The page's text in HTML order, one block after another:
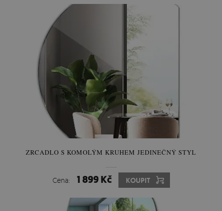
ZRCADLO S KOMOLÝM KRUHEM JEDINEČNÝ STYL
Cena: 1 899 Kč KOUPIT